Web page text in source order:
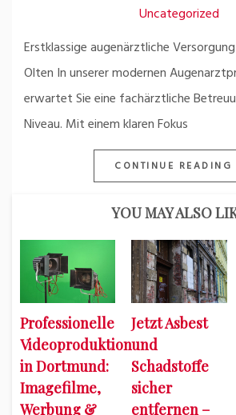
Uncategorized
Erstklassige augenärztliche
Olten In unserer modernen
erwartet Sie eine fachärztliche
Niveau. Mit einem klaren Fokus
CONTINUE READING
YOU MAY ALSO
Professionelle
Videoproduktion
in Dortmund:
Imagefilme,
Werbung &
Jetzt Asbest
und
Schadstoffe
sicher
entfernen –